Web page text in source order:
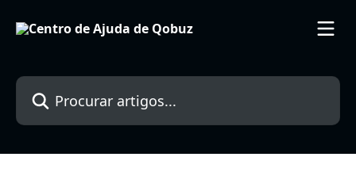
Procurar artigos...